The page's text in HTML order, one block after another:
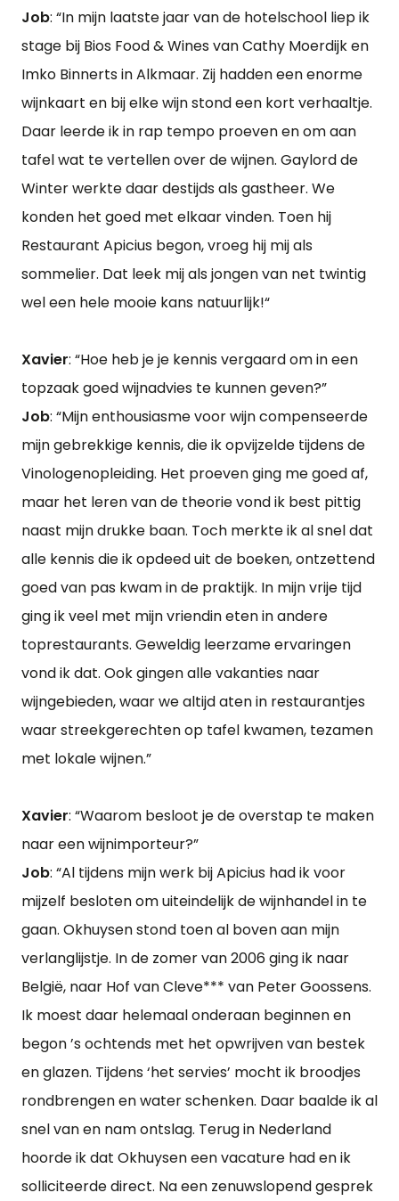
Job: “In mijn laatste jaar van de hotelschool liep ik
stage bij Bios Food & Wines van Cathy Moerdijk en
Imko Binnerts in Alkmaar. Zij hadden een enorme
wijnkaart en bij elke wijn stond een kort verhaaltje.
Daar leerde ik in rap tempo proeven en om aan
tafel wat te vertellen over de wijnen. Gaylord de
Winter werkte daar destijds als gastheer. We
konden het goed met elkaar vinden. Toen hij
Restaurant Apicius begon, vroeg hij mij als
sommelier. Dat leek mij als jongen van net twintig
wel een hele mooie kans natuurlijk!“
Xavier: “Hoe heb je je kennis vergaard om in een
topzaak goed wijnadvies te kunnen geven?”
Job: “Mijn enthousiasme voor wijn compenseerde
mijn gebrekkige kennis, die ik opvijzelde tijdens de
Vinologenopleiding. Het proeven ging me goed af,
maar het leren van de theorie vond ik best pittig
naast mijn drukke baan. Toch merkte ik al snel dat
alle kennis die ik opdeed uit de boeken, ontzettend
goed van pas kwam in de praktijk. In mijn vrije tijd
ging ik veel met mijn vriendin eten in andere
toprestaurants. Geweldig leerzame ervaringen
vond ik dat. Ook gingen alle vakanties naar
wijngebieden, waar we altijd aten in restaurantjes
waar streekgerechten op tafel kwamen, tezamen
met lokale wijnen.”
Xavier: “Waarom besloot je de overstap te maken
naar een wijnimporteur?”
Job: “Al tijdens mijn werk bij Apicius had ik voor
mijzelf besloten om uiteindelijk de wijnhandel in te
gaan. Okhuysen stond toen al boven aan mijn
verlanglijstje. In de zomer van 2006 ging ik naar
België, naar Hof van Cleve*** van Peter Goossens.
Ik moest daar helemaal onderaan beginnen en
begon ’s ochtends met het opwrijven van bestek
en glazen. Tijdens ‘het servies’ mocht ik broodjes
rondbrengen en water schenken. Daar baalde ik al
snel van en nam ontslag. Terug in Nederland
hoorde ik dat Okhuysen een vacature had en ik
solliciteerde direct. Na een zenuwslopend gesprek